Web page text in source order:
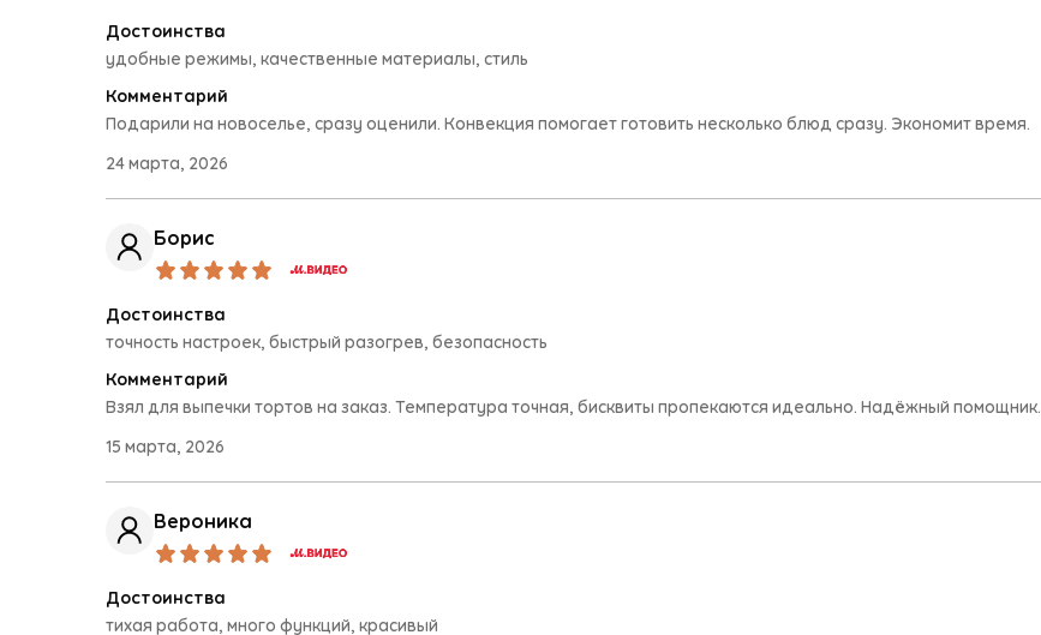
Достоинства
удобные режимы, качественные материалы, стиль
Комментарий
Подарили на новоселье, сразу оценили. Конвекция помогает готовить несколько блюд сразу. Экономит время.
24 марта, 2026
Борис
Достоинства
точность настроек, быстрый разогрев, безопасность
Комментарий
Взял для выпечки тортов на заказ. Температура точная, бисквиты пропекаются идеально. Надёжный помощник.
15 марта, 2026
Вероника
Достоинства
тихая работа, много функций, красивый